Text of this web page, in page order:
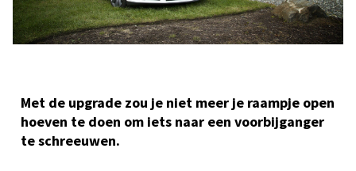
Met de upgrade zou je niet meer je raampje open
hoeven te doen om iets naar een voorbijganger
te schreeuwen.